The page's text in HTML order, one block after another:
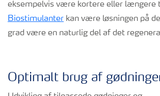
eksempelvis være kortere eller længere
Biostimulanter kan være løsningen på
grad være en naturlig del af det
Optimalt brug af